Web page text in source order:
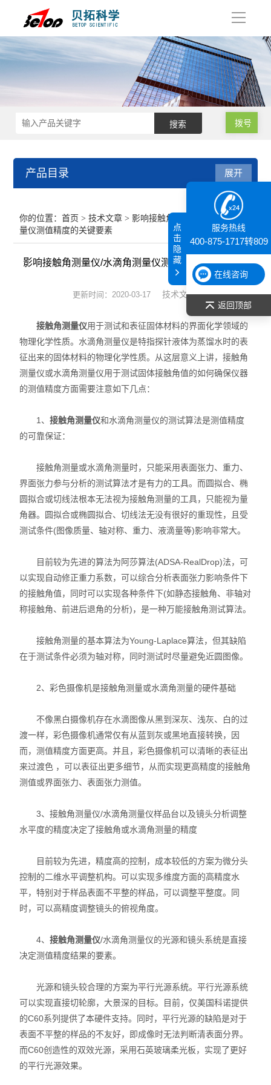
导
拨号
产品目录
纳米粒度仪
膜厚仪
表面张力仪
光谱部件及外设
差示/热重/差热/热分析
扫描探针显微镜/原子力
激光粒度仪、纳米粒度仪
低温恒温器
荧光分光光度计（分子荧光
激光光散射仪
扫描电镜（SEM）
电化学工作站
X荧光光谱XRF能量色散型
分析仪器-光谱
透反射率测量仪
等离子清洗机
代理产品
力学测试仪
表面/界面性能测定仪
展开
你的位置：首页 >技术文章 > 影响接触角测量仪/水滴角测
量仪测值精度的关键要素
影响接触角测量仪/水滴角测量仪测值精度的关键要素
更新时间：2020-03-17 技术文章
接触角测量仪用于测试和表征固体材料的界面化学领域的
物理化学性质。水滴角测量仪是特指探针液体为蒸馏水时的表
征出来的固体材料的物理化学性质。从这层意义上讲，接触角
测量仪或水滴角测量仪用于测试固体接触角值的如何确保仪器
的测值精度方面需要注意如下几点：
1、接触角测量仪和水滴角测量仪的测试算法是测值精度
的可靠保证：
接触角测量或水滴角测量时，只能采用表面张力、重力、
界面张力参与分析的测试算法才是有力的工具。而圆拟合、椭
圆拟合或切线法根本无法视为接触角测量的工具，只能视为量
角器。圆拟合或椭圆拟合、切线法无没有很好的重现性，且受
测试条件(图像质量、轴对称、重力、液滴量等)影响非常大。
目前较为先进的算法为阿莎算法(ADSA-RealDrop)法，可
以实现自动修正重力系数，可以综合分析表面张力影响条件下
的接触角值，同时可以实现各种条件下(如静态接触角、非轴对
称接触角、前进后退角的分析)，是一种万能接触角测试算法。
接触角测量的基本算法为Young-Laplace算法，但其缺陷
在于测试条件必须为轴对称，同时测试时尽量避免近圆图像。
2、彩色摄像机是接触角测量或水滴角测量的硬件基础
不像黑白摄像机存在水滴图像从黑到深灰、浅灰、白的过
渡一样，彩色摄像机通常仅有从蓝到灰或黑地直接转换，因
而，测值精度方面更高。并且，彩色摄像机可以清晰的表征出
来过渡色 ，可以表征出更多细节，从而实现更高精度的接触角
测值或界面张力、表面张力测值。
3、接触角测量仪/水滴角测量仪样品台以及镜头分析调整
水平度的精度决定了接触角或水滴角测量的精度
目前较为先进，精度高的控制，成本较低的方案为微分头
控制的二维水平调整机构。可以实现多维度方面的高精度水
平，特别对于样品表面不平整的样品，可以调整平整度。同
时，可以高精度调整镜头的俯视角度。
4、接触角测量仪/水滴角测量仪的光源和镜头系统是直接
决定测值精度结果的要素。
光源和镜头较合理的方案为平行光源系统。平行光源系统
可以实现直接切轮廓，大景深的目标。目前，仅美国科诺提供
的C60系列提供了本硬件支持。同时，平行光源的缺陷是对于
表面不平整的样品的不友好，即成像时无法判断清表面分界。
而C60创造性的双效光源，采用石英玻璃柔光板，实现了更好
的平行光源效果。
服务热线
400-875-1717转809
在线咨询
返回顶部
点
击
隐
藏